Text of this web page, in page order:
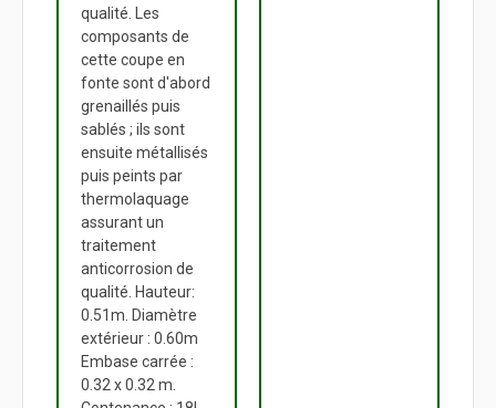
qualité. Les
composants de
cette coupe en
fonte sont d'abord
grenaillés puis
sablés ; ils sont
ensuite métallisés
puis peints par
thermolaquage
assurant un
traitement
anticorrosion de
qualité. Hauteur:
0.51m. Diamètre
extérieur : 0.60m
Embase carrée :
0.32 x 0.32 m.